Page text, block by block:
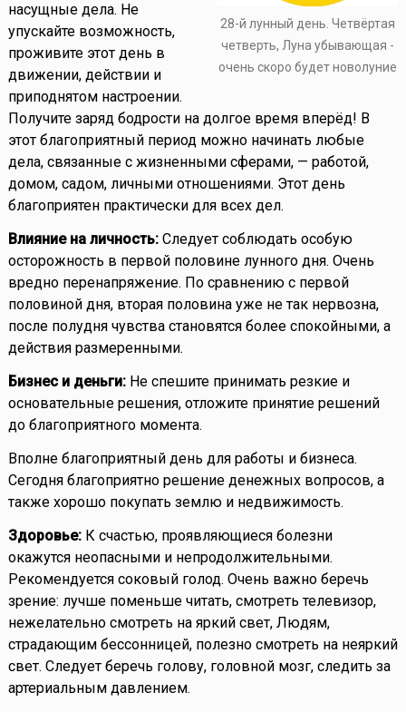
28-й лунный день. Четвёртая
четверть, Луна убывающая -
очень скоро будет новолуние
насущные дела. Не
упускайте возможность,
проживите этот день в
движении, действии и
приподнятом настроении.
Получите заряд бодрости на долгое время вперёд! В
этот благоприятный период можно начинать любые
дела, связанные с жизненными сферами, — работой,
домом, садом, личными отношениями. Этот день
благоприятен практически для всех дел.
Влияние на личность:Следует соблюдать особую
осторожность в первой половине лунного дня. Очень
вредно перенапряжение. По сравнению с первой
половиной дня, вторая половина уже не так нервозна,
после полудня чувства становятся более спокойными, а
действия размеренными.
Бизнес и деньги:Не спешите принимать резкие и
основательные решения, отложите принятие решений
до благоприятного момента.
Вполне благоприятный день для работы и бизнеса.
Сегодня благоприятно решение денежных вопросов, а
также хорошо покупать землю и недвижимость.
Здоровье:К счастью, проявляющиеся болезни
окажутся неопасными и непродолжительными.
Рекомендуется соковый голод. Очень важно беречь
зрение: лучше поменьше читать, смотреть телевизор,
нежелательно смотреть на яркий свет, Людям,
страдающим бессонницей, полезно смотреть на неяркий
свет. Следует беречь голову, головной мозг, следить за
артериальным давлением.